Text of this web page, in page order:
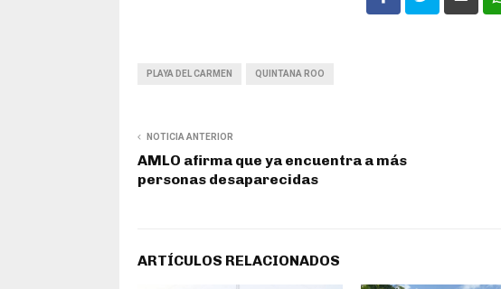
PLAYA DEL CARMEN QUINTANA ROO
NOTICIA ANTERIOR
AMLO afirma que ya encuentra a más
personas desaparecidas
ARTÍCULOS RELACIONADOS